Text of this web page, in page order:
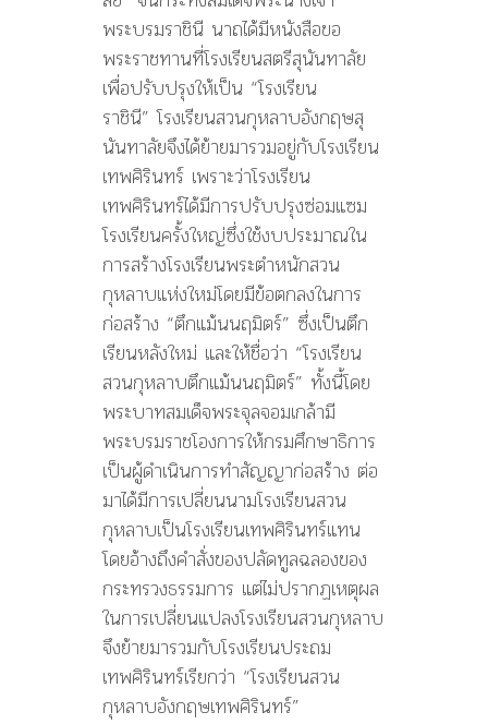
พระบรมราชินี นาถได้มีหนังสือขอ
พระราชทานที่โรงเรียนสตรีสุนันทาลัย
เพื่อปรับปรุงให้เป็น “โรงเรียน
ราชินี” โรงเรียนสวนกุหลาบอังกฤษสุ
นันทาลัยจึงได้ย้ายมารวมอยู่กับโรงเรียน
เทพศิรินทร์ เพราะว่าโรงเรียน
เทพศิรินทร์ได้มีการปรับปรุงซ่อมแซม
โรงเรียนครั้งใหญ่ซึ่งใช้งบประมาณใน
การสร้างโรงเรียนพระตำหนักสวน
กุหลาบแห่งใหม่โดยมีข้อตกลงในการ
ก่อสร้าง “ตึกแม้นนฤมิตร์” ซึ่งเป็นตึก
เรียนหลังใหม่ และให้ชื่อว่า “โรงเรียน
สวนกุหลาบตึกแม้นนฤมิตร์” ทั้งนี้โดย
พระบาทสมเด็จพระจุลจอมเกล้ามี
พระบรมราชโองการให้กรมศึกษาธิการ
เป็นผู้ดำเนินการทำสัญญาก่อสร้าง ต่อ
มาได้มีการเปลี่ยนนามโรงเรียนสวน
กุหลาบเป็นโรงเรียนเทพศิรินทร์แทน
โดยอ้างถึงคำสั่งของปลัดทูลฉลองของ
กระทรวงธรรมการ แต่ไม่ปรากฏเหตุผล
ในการเปลี่ยนแปลงโรงเรียนสวนกุหลาบ
จึงย้ายมารวมกับโรงเรียนประถม
เทพศิรินทร์เรียกว่า “โรงเรียนสวน
กุหลาบอังกฤษเทพศิรินทร์”